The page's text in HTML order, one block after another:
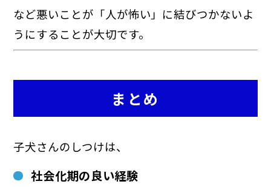
など悪いことが「人が怖い」に結びつかないよ
うにすることが大切です。
まとめ
子犬さんのしつけは、
社会化期の良い経験